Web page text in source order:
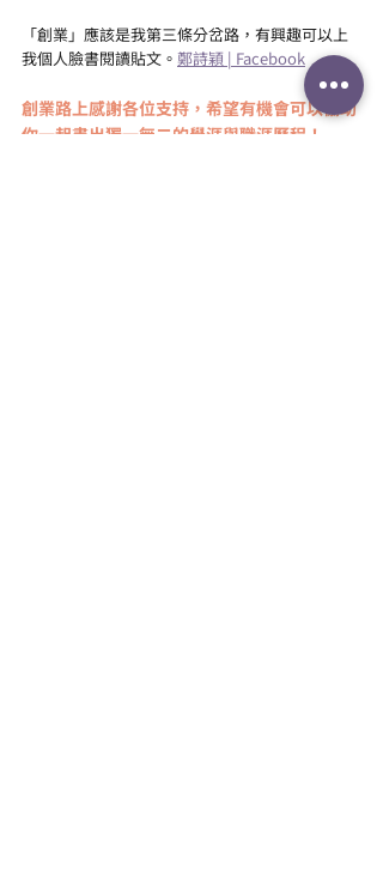
「創業」應該是我第三條分岔路，有興趣可以上
我個人臉書閱讀貼文。 鄭詩穎 | Facebook
創業路上感謝各位支持，希望有機會可以協助
你一起畫出獨一無二的學涯與職涯歷程！